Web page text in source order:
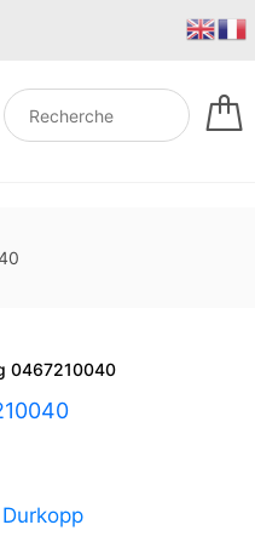
0467210040
Durkopp